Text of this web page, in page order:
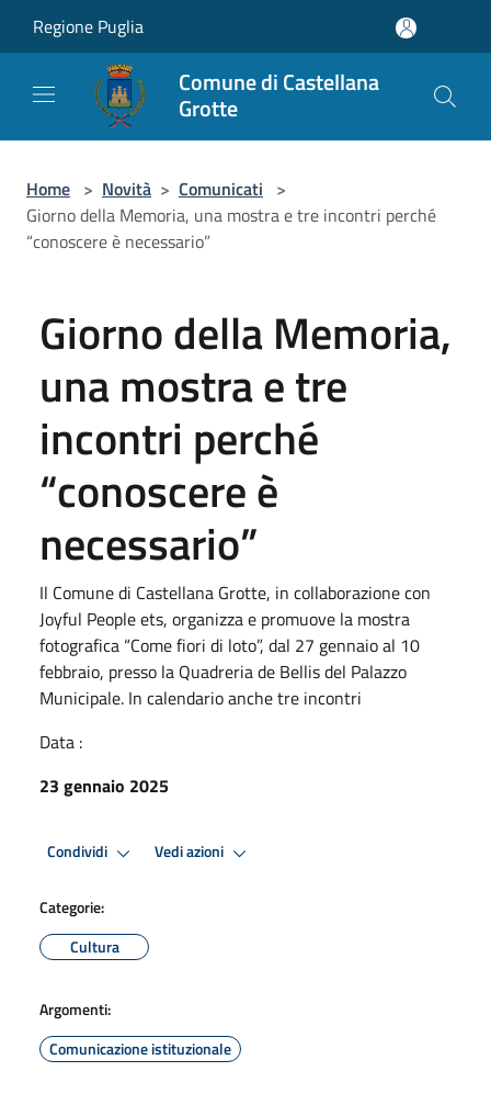
Regione Puglia
Comune di Castellana
Grotte
Home > Novità > Comunicati >
Giorno della Memoria, una mostra e tre incontri perché
“conoscere è necessario”
Giorno della Memoria,
una mostra e tre
incontri perché
“conoscere è
necessario”
Il Comune di Castellana Grotte, in collaborazione con
Joyful People ets, organizza e promuove la mostra
fotografica “Come fiori di loto”, dal 27 gennaio al 10
febbraio, presso la Quadreria de Bellis del Palazzo
Municipale. In calendario anche tre incontri
Data :
23 gennaio 2025
Condividi Vedi azioni
Categorie:
Cultura
Argomenti:
Comunicazione istituzionale